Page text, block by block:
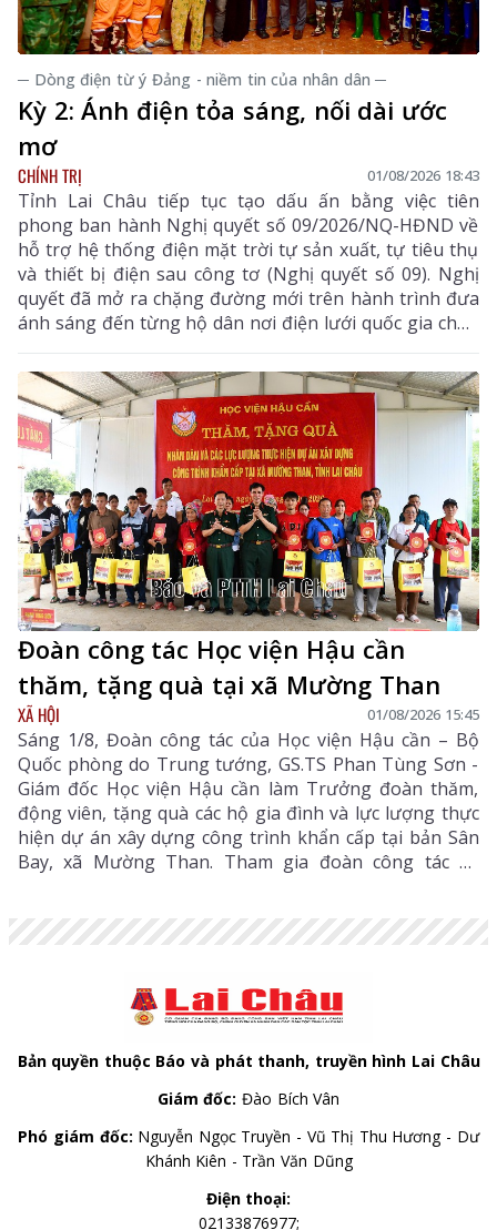
─ Dòng điện từ ý Đảng - niềm tin của nhân dân ─
Kỳ 2: Ánh điện tỏa sáng, nối dài ước
mơ
CHÍNH TRỊ 01/08/2026 18:43
Tỉnh Lai Châu tiếp tục tạo dấu ấn bằng việc tiên
phong ban hành Nghị quyết số 09/2026/NQ-HĐND về
hỗ trợ hệ thống điện mặt trời tự sản xuất, tự tiêu thụ
và thiết bị điện sau công tơ (Nghị quyết số 09). Nghị
quyết đã mở ra chặng đường mới trên hành trình đưa
ánh sáng đến từng hộ dân nơi điện lưới quốc gia chưa
thể vươn tới.
Đoàn công tác Học viện Hậu cần
thăm, tặng quà tại xã Mường Than
XÃ HỘI 01/08/2026 15:45
Sáng 1/8, Đoàn công tác của Học viện Hậu cần – Bộ
Quốc phòng do Trung tướng, GS.TS Phan Tùng Sơn -
Giám đốc Học viện Hậu cần làm Trưởng đoàn thăm,
động viên, tặng quà các hộ gia đình và lực lượng thực
hiện dự án xây dựng công trình khẩn cấp tại bản Sân
Bay, xã Mường Than. Tham gia đoàn công tác có
Bản quyền thuộc Báo và phát thanh, truyền hình Lai Châu
Giám đốc: Đào Bích Vân
Phó giám đốc: Nguyễn Ngọc Truyền - Vũ Thị Thu Hương - Dư
Khánh Kiên - Trần Văn Dũng
Điện thoại:
02133876977;